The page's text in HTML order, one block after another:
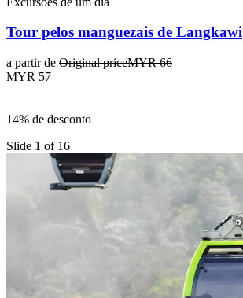
Tour pelos manguezais de Langkawi
a partir de Original priceMYR 66
MYR 57
14% de desconto
Slide 1 of 16